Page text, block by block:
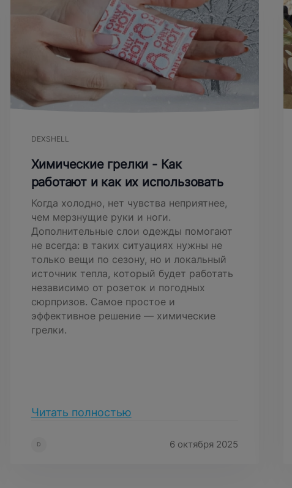
DEXSHELL
Химические грелки - Как
работают и как их использовать
Когда холодно, нет чувства неприятнее,
чем мерзнущие руки и ноги.
Дополнительные слои одежды помогают
не всегда: в таких ситуациях нужны не
только вещи по сезону, но и локальный
источник тепла, который будет работать
независимо от розеток и погодных
сюрпризов. Самое простое и
эффективное решение — химические
грелки.
Читать полностью
D 6 октября 2025